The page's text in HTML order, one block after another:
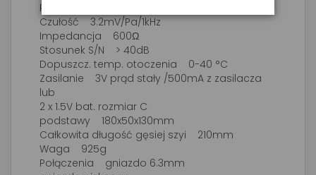
Pasmo przenoszenia 100-12 000Hz
Czułość 3.2mV/Pa/1kHz
Impedancja 600Ω
Stosunek S/N > 40dB
Dopuszcz. temp. otoczenia 0-40 °C
Zasilanie 3V prąd stały /500mA z zasilacza
lub
2 x 1.5V bat. rozmiar C
podstawy 180x50x130mm
Całkowita długość gęsiej szyi 210mm
Waga 925g
Połączenia gniazdo 6.3mm